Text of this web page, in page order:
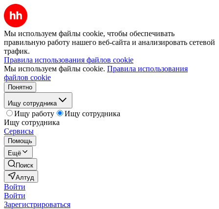
Мы используем файлы cookie, чтобы обеспечивать
правильную работу нашего веб-сайта и анализировать сетевой
трафик.
Правила использования файлов cookie
Мы используем файлы cookie. Правила использования
файлов cookie
Понятно
Ищу сотрудника
Ищу работу
Ищу сотрудника
Ищу сотрудника
Сервисы
Помощь
Ещё
Поиск
Алтуд
Войти
Войти
Зарегистрироваться